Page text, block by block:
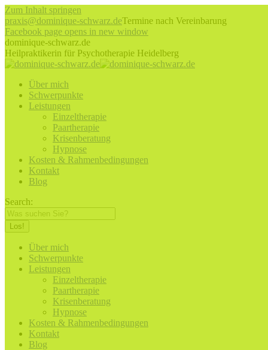
Zum Inhalt springen
praxis@dominique-schwarz.deTermine nach Vereinbarung
Facebook page opens in new window
dominique-schwarz.de
Heilpraktikerin für Psychotherapie Heidelberg
Über mich
Schwerpunkte
Leistungen
Einzeltherapie
Paartherapie
Krisenberatung
Hypnose
Kosten & Rahmenbedingungen
Kontakt
Blog
Search:
Über mich
Schwerpunkte
Leistungen
Einzeltherapie
Paartherapie
Krisenberatung
Hypnose
Kosten & Rahmenbedingungen
Kontakt
Blog